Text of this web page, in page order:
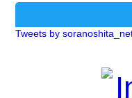
Tweets by